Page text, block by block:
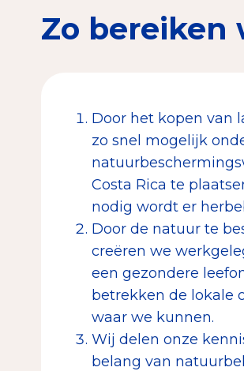
Zo bereiken
Door het kopen van
zo snel mogelijk
Costa Rica te
nodig wordt er
Door de natuur te
creëren we
een gezondere
betrekken de lokale
waar we kunnen.
Wij delen onze
belang van